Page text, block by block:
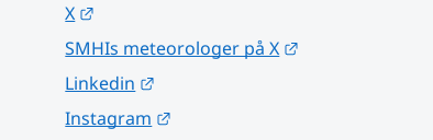
X
SMHIs meteorologer på X
Linkedin
Instagram